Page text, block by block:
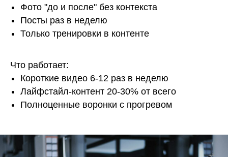
Фото "до и после" без контекста
Посты раз в неделю
Только тренировки в контенте
Что работает:
Короткие видео 6-12 раз в неделю
Лайфстайл-контент 20-30% от всего
Полноценные воронки с прогревом